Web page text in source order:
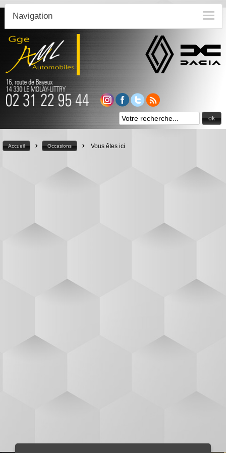
ok
Navigation
Accueil > Occasions > Vous êtes ici